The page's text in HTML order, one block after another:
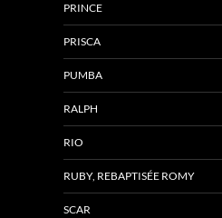
PRINCE
PRISCA
PUMBA
RALPH
RIO
RUBY, REBAPTISÉE ROMY
SCAR